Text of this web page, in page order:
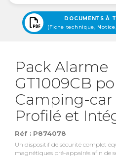
DOCUMENTS À
(Fiche technique,
Pack Alarme
GT1009CB
Camping-car
Profilé et
Réf : P874078
Un dispositif de sécurité complet
magnétiques pré-appairés afin de